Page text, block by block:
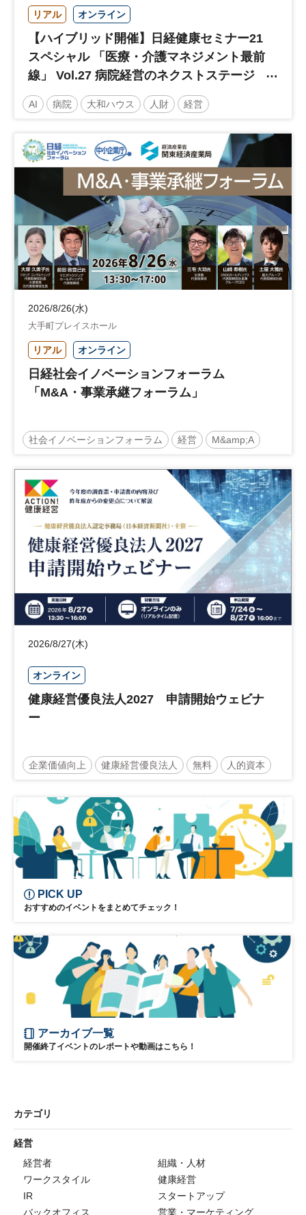
リアル オンライン
【ハイブリッド開催】日経健康セミナー21
スペシャル 「医療・介護マネジメント最前
線」 Vol.27 病院経営のネクストステージ
～診療報酬改定のその先 AI・DX・人財戦
略で描く持続可能な未来へ～
AI 病院 大和ハウス 人財 経営
人材戦略
日経健康セミナー 病院経営 診療報酬
土日祝開催
2026/8/26(水)
大手町プレイスホール
リアル オンライン
日経社会イノベーションフォーラム
「M&A・事業承継フォーラム」
社会イノベーションフォーラム 経営 M&amp;A
事業承継 中堅中小企業
日経社会イノベーションフォーラム 参加無料
2026/8/27(木)
オンライン
健康経営優良法人2027 申請開始ウェビナ
ー
企業価値向上 健康経営優良法人 無料 人的資本
ウェルビーイング
PICK UP
おすすめのイベントをまとめてチェック！
アーカイブ一覧
開催終了イベントのレポートや動画はこちら！
カテゴリ
経営
経営者
組織・人材
ワークスタイル
健康経営
IR
スタートアップ
バックオフィス
営業・マーケティング